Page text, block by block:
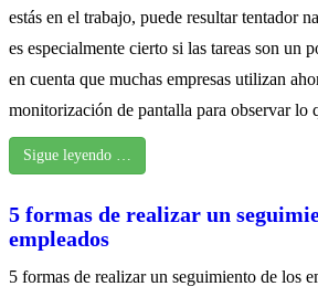
estás en el trabajo, puede resultar tentador
es especialmente cierto si las tareas son un
en cuenta que muchas empresas utilizan
monitorización de pantalla para observar lo
Sigue leyendo …
5 formas de realizar un
empleados
5 formas de realizar un seguimiento de los